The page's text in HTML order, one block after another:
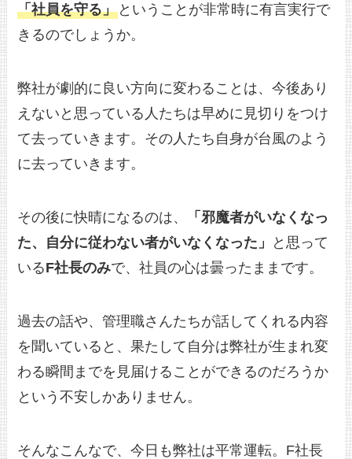
「社員を守る」 ということが非常時に有言実行で
きるのでしょうか。
弊社が劇的に良い方向に変わることは、今後あり
えないと思っている人たちは早めに見切りをつけ
て去っていきます。その人たち自身が台風のよう
に去っていきます。
その後に快晴になるのは、
「邪魔者がいなくなっ
た、自分に従わない者がいなくなった」
と思って
いるF社長のみで、社員の心は曇ったままです。
過去の話や、管理職さんたちが話してくれる内容
を聞いていると、果たして自分は弊社が生まれ変
わる瞬間までを見届けることができるのだろうか
という不安しかありません。
そんなこんなで、今日も弊社は平常運転。F社長